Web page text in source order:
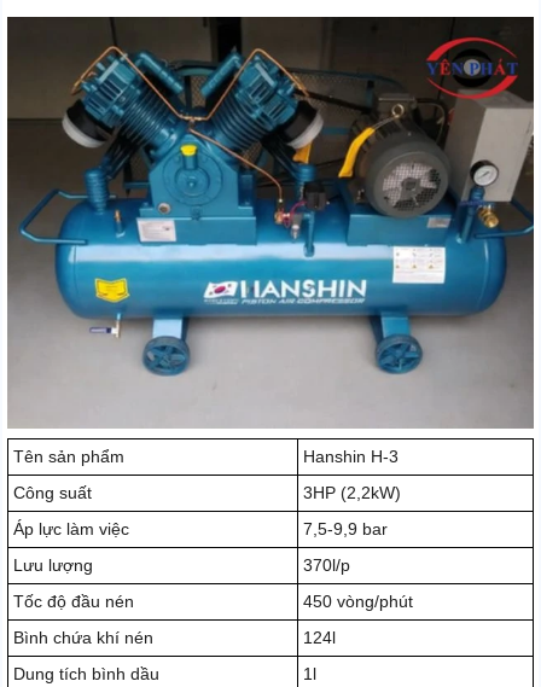
Tên sản phẩm
Hanshin H-3
Công suất
3HP (2,2kW)
Áp lực làm việc
7,5-9,9 bar
Lưu lượng
370l/p
Tốc độ đầu nén
450 vòng/phút
Bình chứa khí nén
124l
Dung tích bình dầu
1l